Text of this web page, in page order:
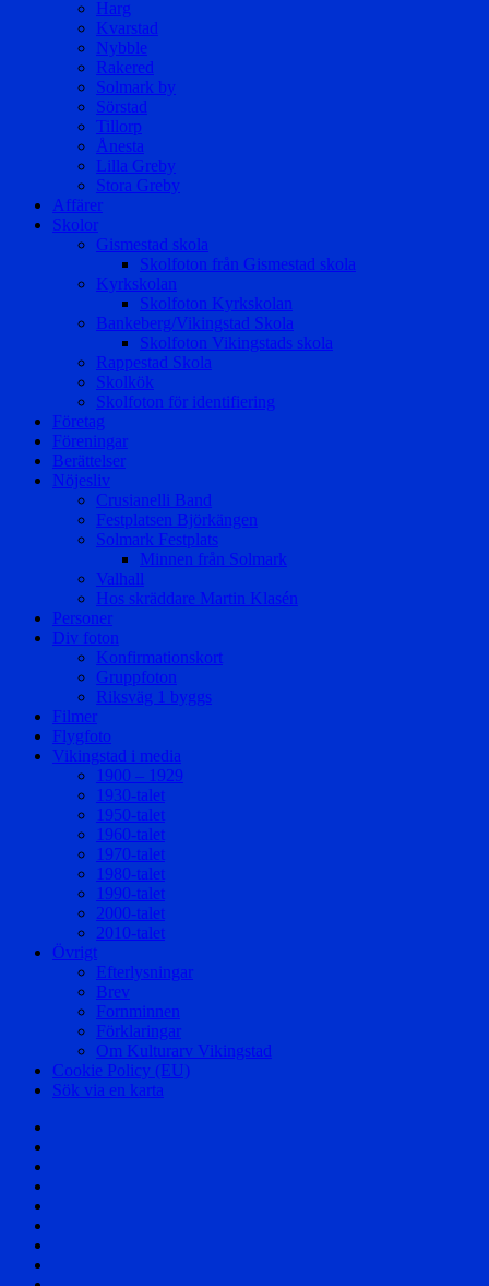
Harg
Kvarstad
Nybble
Rakered
Solmark by
Sörstad
Tillorp
Ånesta
Lilla Greby
Stora Greby
Affärer
Skolor
Gismestad skola
Skolfoton från Gismestad skola
Kyrkskolan
Skolfoton Kyrkskolan
Bankeberg/Vikingstad Skola
Skolfoton Vikingstads skola
Rappestad Skola
Skolkök
Skolfoton för identifiering
Företag
Föreningar
Berättelser
Nöjesliv
Crusianelli Band
Festplatsen Björkängen
Solmark Festplats
Minnen från Solmark
Valhall
Hos skräddare Martin Klasén
Personer
Div foton
Konfirmationskort
Gruppfoton
Riksväg 1 byggs
Filmer
Flygfoto
Vikingstad i media
1900 – 1929
1930-talet
1950-talet
1960-talet
1970-talet
1980-talet
1990-talet
2000-talet
2010-talet
Övrigt
Efterlysningar
Brev
Fornminnen
Förklaringar
Om Kulturarv Vikingstad
Cookie Policy (EU)
Sök via en karta